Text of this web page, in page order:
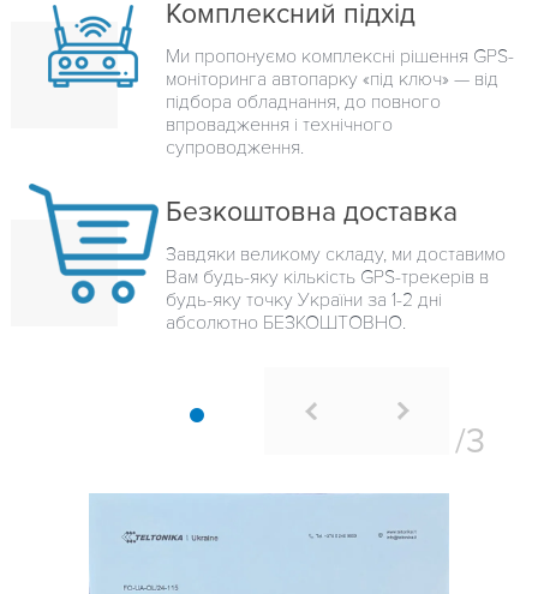
Комплексний підхід
Ми пропонуємо комплексні рішення GPS-
моніторинга автопарку «під ключ» — від
підбора обладнання, до повного
впровадження і технічного
супроводження.
Безкоштовна доставка
Завдяки великому складу, ми доставимо
Вам будь-яку кількість GPS-трекерів в
будь-яку точку України за 1-2 дні
абсолютно БЕЗКОШТОВНО.